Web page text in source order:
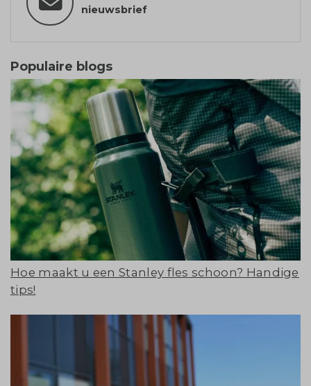
nieuwsbrief
Populaire blogs
Hoe maakt u een Stanley fles schoon? Handige
tips!